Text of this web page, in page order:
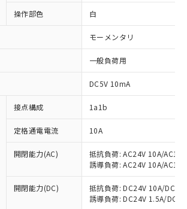
操作部色 白
モーメンタリ
一般負荷用
DC5V 10mA
接点構成 1a1b
定格通電電流 10A
開閉能力(AC)
抵抗負荷: AC24V 10A/
誘導負荷: AC24V 10A/
開閉能力(DC)
抵抗負荷: DC24V 10A/
誘導負荷: DC24V 1.5A/
状況
み：EU RoHS指令（10物質）の
対応した製品が提供可能な商品で